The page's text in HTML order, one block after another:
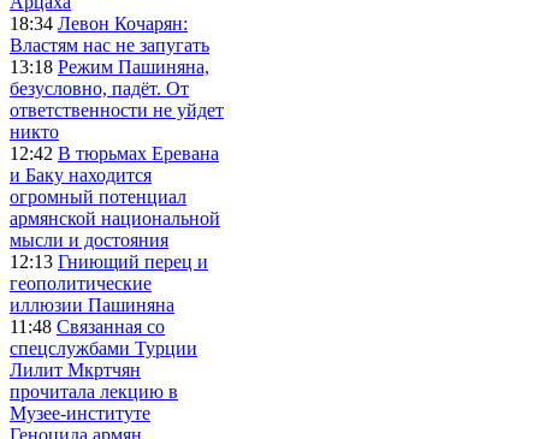
18:34 Левон Кочарян:
Властям нас не запугать
13:18 Режим Пашиняна,
безусловно, падёт. От
ответственности не уйдет
никто
12:42 В тюрьмах Еревана
и Баку находится
огромный потенциал
армянской национальной
мысли и достояния
12:13 Гниющий перец и
геополитические
иллюзии Пашиняна
11:48 Связанная со
спецслужбами Турции
Лилит Мкртчян
прочитала лекцию в
Музее-институте
Геноцида армян